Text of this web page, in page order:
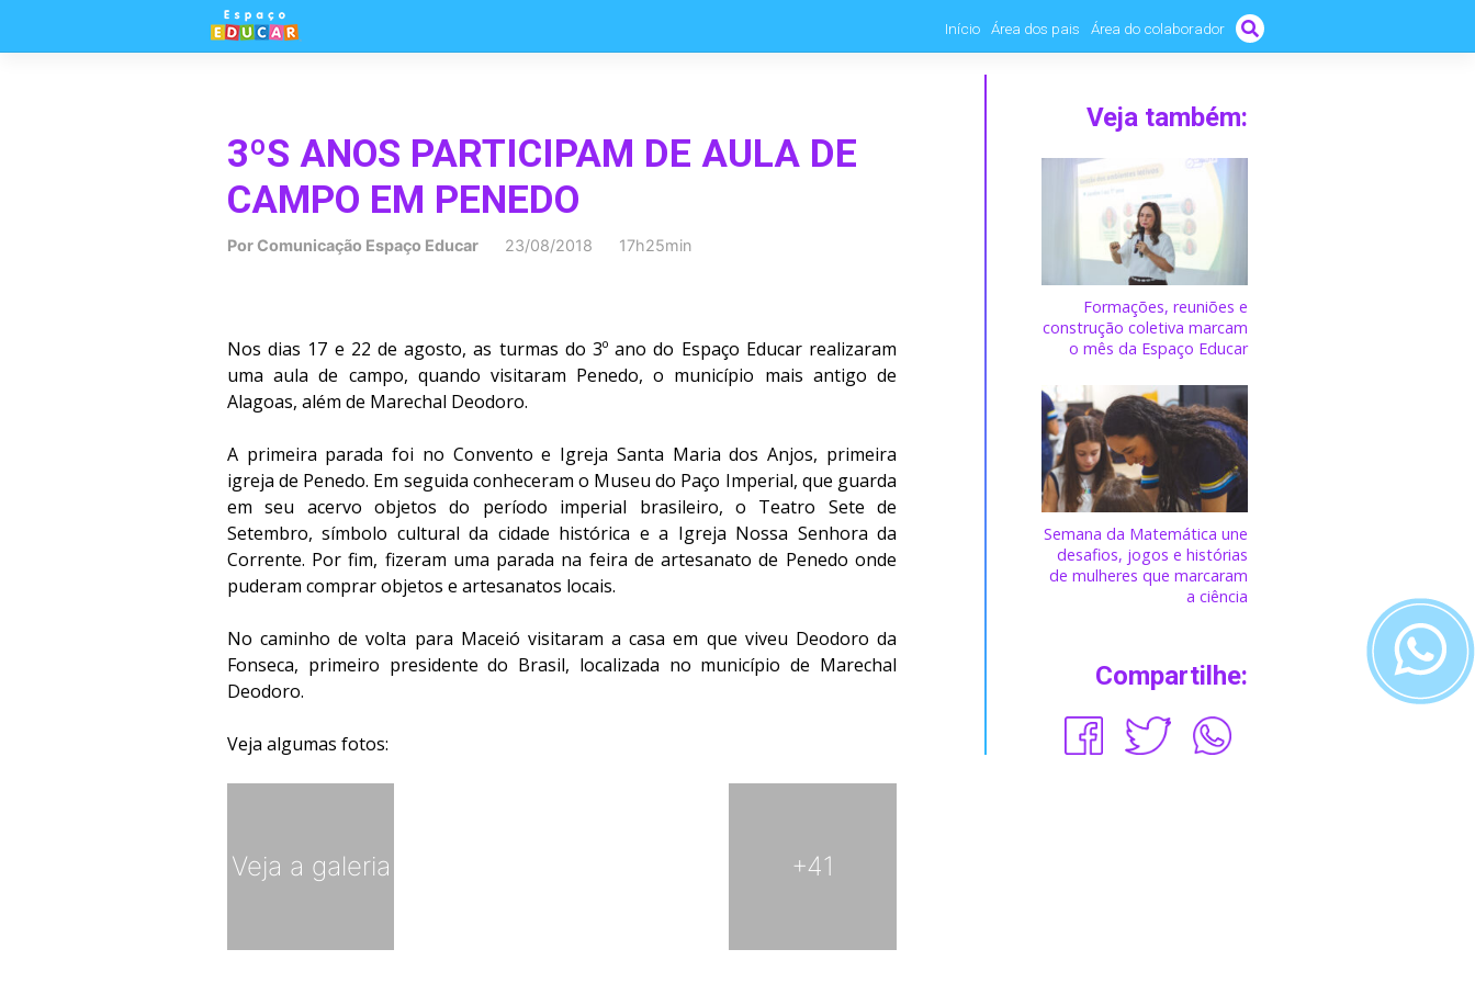
Início Área dos pais Área do colaborador
3ºS ANOS PARTICIPAM DE AULA DE
CAMPO EM PENEDO
Por Comunicação Espaço Educar 23/08/2018 17h25min
Nos dias 17 e 22 de agosto, as turmas do 3º ano do Espaço Educar realizaram
uma aula de campo, quando visitaram Penedo, o município mais antigo de
Alagoas, além de Marechal Deodoro.
A primeira parada foi no Convento e Igreja Santa Maria dos Anjos, primeira
igreja de Penedo. Em seguida conheceram o Museu do Paço Imperial, que guarda
em seu acervo objetos do período imperial brasileiro, o Teatro Sete de
Setembro, símbolo cultural da cidade histórica e a Igreja Nossa Senhora da
Corrente. Por fim, fizeram uma parada na feira de artesanato de Penedo onde
puderam comprar objetos e artesanatos locais.
No caminho de volta para Maceió visitaram a casa em que viveu Deodoro da
Fonseca, primeiro presidente do Brasil, localizada no município de Marechal
Deodoro.
Veja algumas fotos:
Veja a galeria +41
Veja também:
Formações, reuniões e
construção coletiva marcam
o mês da Espaço Educar
Semana da Matemática une
desafios, jogos e histórias
de mulheres que marcaram
a ciência
Compartilhe: